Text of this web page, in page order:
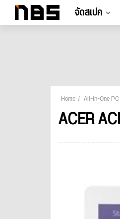
จัดสเปค
Home All-in-One PC
ACER